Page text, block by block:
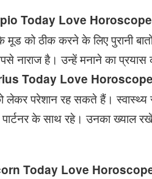
Today Love
को ठीक करने के लिए पुरानी बातों
नाराज है। उन्हें मनाने का प्रयास
Today Love
परेशान रह सकते हैं। स्वास्थ्य
के साथ रहे। उनका ख्याल
Today Love